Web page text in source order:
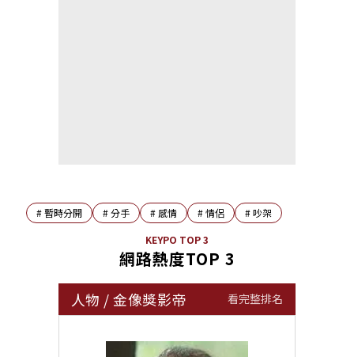
#暫時分開 #分手 # 感情 #情侶 #吵架
KEYPO TOP 3
網路熱度TOP 3
人物 /金像獎影帝 看完整排名